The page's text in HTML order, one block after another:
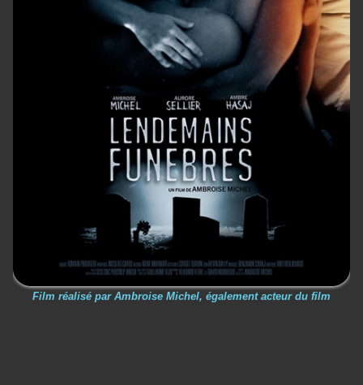
Film réalisé par Ambroise Michel, également acteur du film